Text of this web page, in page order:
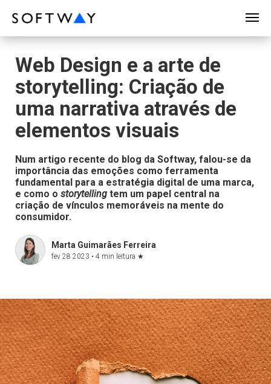
Web Design e a arte de
storytelling: Criação de
uma narrativa através de
elementos visuais
Num artigo recente do blog da Softway, falou-se da
importância das emoções como ferramenta
fundamental para a estratégia digital de uma marca,
e como o storytelling tem um papel central na
criação de vínculos memoráveis na mente do
consumidor.
Marta Guimarães Ferreira
fev 28 2023 • 4 min leitura ★